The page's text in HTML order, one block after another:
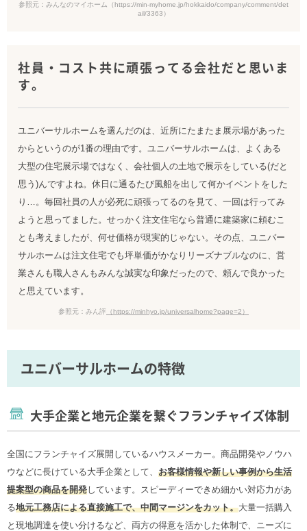
参照元：みんなのマイホーム（https://min-myhome.jp/hokkaido/company/comment/det
ail/3363）
社員・コスト共に頑張ってる会社だと思いま
す。
ユニバーサルホームを選んだのは、近所にたまたま展示場があった
からというのが1番の理由です。ユニバーサルホームは、よくある
大型の住宅展示場ではなく、会社個人の土地で展示をしている(だと
思う)んですよね。休日に通るたび風船を出して何かイベントをした
り…。毎回社員の人が必死に頑張ってるのを見て、一回は行ってみ
ようと思ってました。せっかく注文住宅なら普通に建築家に頼むこ
とも考えましたが、何せ価格が現実的じゃない。その点、ユニバー
サルホームは注文住宅でも坪単価がかなりリーズナブルなのに、営
業さんも職人さんもみんな誠実な印象だったので、頼んで良かった
と思えています。
参照元：みん評 （https://minhyo.jp/universalhome?page=2）
ユニバーサルホームの特徴
大手企業と地元企業を繋ぐフランチャイズ体制
全国にフランチャイズ展開しているハウスメーカー。商品開発やノウハ
ウなどに長けている大手企業として、 お客様情報や新しい事例から生活
提案型の商品を開発しています。スピーディーできめ細かい対応力があ
る地元工務店による直接施工で、中間マージンをカット。大量一括購入
と現地調達を使い分けるなど、両方の得意を活かした体制で、ニーズに